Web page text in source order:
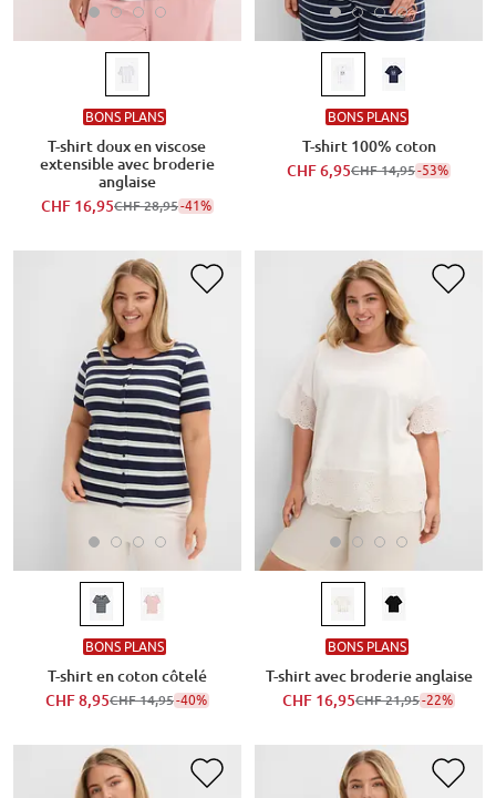
BONS PLANS
T-shirt doux en viscose
extensible avec broderie
anglaise
CHF 16,95CHF 28,95-41%
BONS PLANS
T-shirt 100% coton
CHF 6,95CHF 14,95-53%
BONS PLANS
T-shirt en coton côtelé
CHF 8,95CHF 14,95-40%
BONS PLANS
T-shirt avec broderie anglaise
CHF 16,95CHF 21,95-22%